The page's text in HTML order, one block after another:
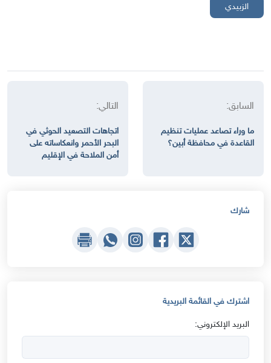
الزبيدي
السابق:
ما وراء تصاعد عمليات تنظيم
القاعدة في محافظة أبين؟
التالي:
اتجاهات التصعيد الحوثي في
البحر الأحمر وانعكاساته على
أمن الملاحة في الإقليم
شارك
اشترك في القائمة البريدية
البريد الإلكتروني: